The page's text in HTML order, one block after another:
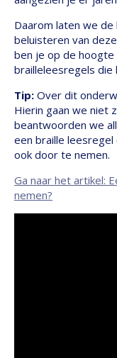
Daarom laten we
beluisteren van
ben je op de hoogte
brailleleesregels die
Tip: Over dit
Hierin gaan we niet
beantwoorden we
een braille
ook door te nemen.
Ga naar het artikel:
nemen?